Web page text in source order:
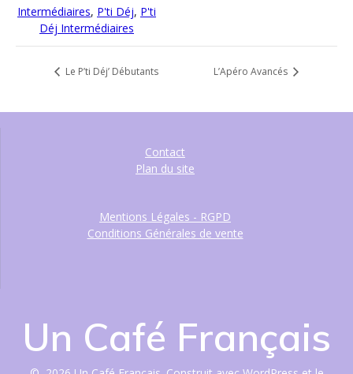
Intermédiaires, P'ti Déj, P'ti
Déj Intermédiaires
Le P’ti Déj’ Débutants L’Apéro Avancés
Contact
Plan du site
Mentions Légales - RGPD
Conditions Générales de vente
Un Café Français